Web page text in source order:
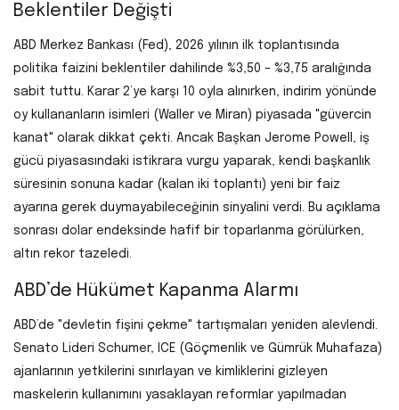
Beklentiler Değişti
ABD Merkez Bankası (Fed), 2026 yılının ilk toplantısında
politika faizini beklentiler dahilinde %3,50 – %3,75 aralığında
sabit tuttu. Karar 2’ye karşı 10 oyla alınırken, indirim yönünde
oy kullananların isimleri (Waller ve Miran) piyasada "güvercin
kanat" olarak dikkat çekti. Ancak Başkan Jerome Powell, iş
gücü piyasasındaki istikrara vurgu yaparak, kendi başkanlık
süresinin sonuna kadar (kalan iki toplantı) yeni bir faiz
ayarına gerek duymayabileceğinin sinyalini verdi. Bu açıklama
sonrası dolar endeksinde hafif bir toparlanma görülürken,
altın rekor tazeledi.
ABD’de Hükümet Kapanma Alarmı
ABD’de "devletin fişini çekme" tartışmaları yeniden alevlendi.
Senato Lideri Schumer, ICE (Göçmenlik ve Gümrük Muhafaza)
ajanlarının yetkilerini sınırlayan ve kimliklerini gizleyen
maskelerin kullanımını yasaklayan reformlar yapılmadan